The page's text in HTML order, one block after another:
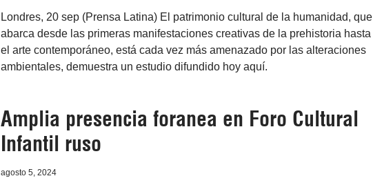
Londres, 20 sep (Prensa Latina) El patrimonio cultural de la humanidad, que
abarca desde las primeras manifestaciones creativas de la prehistoria hasta
el arte contemporáneo, está cada vez más amenazado por las alteraciones
ambientales, demuestra un estudio difundido hoy aquí.
Amplia presencia foranea en Foro Cultural
Infantil ruso
agosto 5, 2024